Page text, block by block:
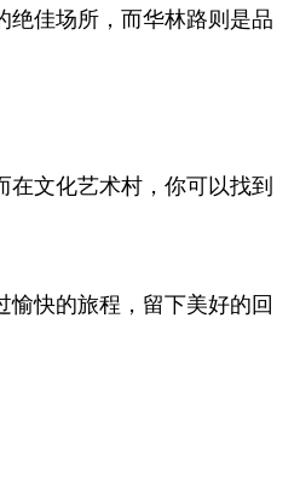
绝佳场所，而华林路则是品
文化艺术村，你可以找到
快的旅程，留下美好的回